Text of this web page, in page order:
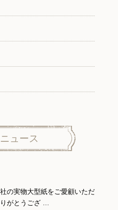
ュース
の実物大型紙をご愛顧いただ
がとうござ …